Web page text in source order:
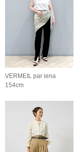
VERMEIL par iena
154cm